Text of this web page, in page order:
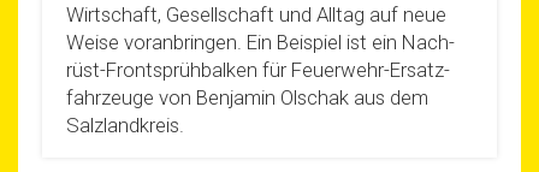
Wirt­schaft, Gesell­schaft und All­tag auf neue
Wei­se vor­an­brin­gen. Ein Bei­spiel ist ein Nach­
rüst-Fron­t­­sprüh­­bal­ken für Feu­er­­wehr-Ersat­z­­
fahr­­zeu­­ge von Ben­ja­min Olschak aus dem
Salzlandkreis.